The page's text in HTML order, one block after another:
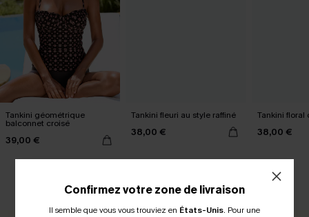
Tankini géométrique
balconnet croisé
39,00 €
Tankini fleuri au style raffiné
38,00 €
Tankini floral
38,00 €
AVIS CLIENTS
Confirmez votre zone de livraison
Il semble que vous vous trouviez en États-Unis. Pour une